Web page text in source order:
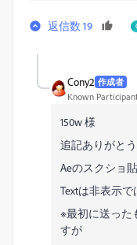
返信数 19
Cony2 作成者
Known
150w 様
追記ありがとう
Aeのスクショ
Textは非表示で
※最初に送った
すが